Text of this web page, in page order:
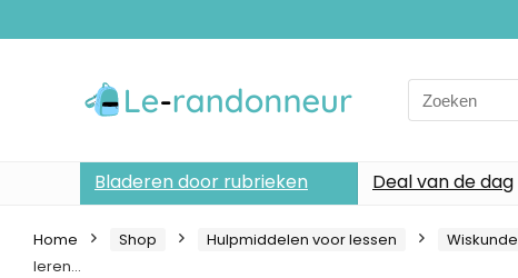
Search
for:
Bladeren door rubrieken Deal van de dag
Home Shop Hulpmiddelen voor lessen Wiskunde
leren…